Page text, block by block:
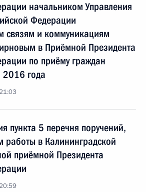
начальником Управления
Федерации
связям и коммуникациям
в Приёмной Президента
по приёму граждан
года
пункта 5 перечня поручений,
работы в Калининградской
приёмной Президента